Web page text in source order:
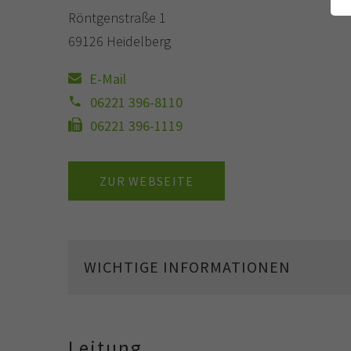
Röntgenstraße 1
69126 Heidelberg
E-Mail
06221 396-8110
06221 396-1119
ZUR WEBSEITE
WICHTIGE INFORMATIONEN